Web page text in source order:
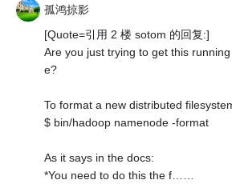
孤鸿掠影
[Quote=引用 2 楼 sotom 的回复:]
Are you just trying to get this
e?
To format a new distributed
$ bin/hadoop namenode -format
As it says in the docs:
*You need to do this the f……